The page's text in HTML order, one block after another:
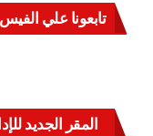
تابعونا علي الفيس
المقر الجديد